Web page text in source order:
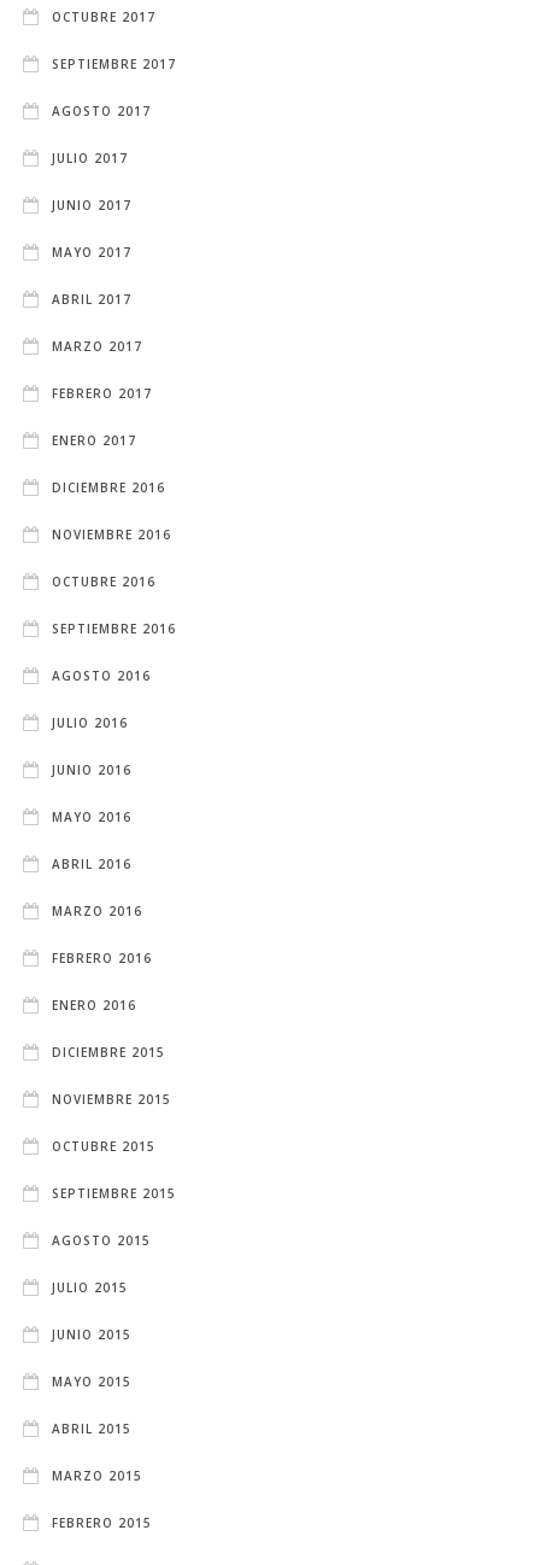
OCTUBRE 2017
SEPTIEMBRE 2017
AGOSTO 2017
JULIO 2017
JUNIO 2017
MAYO 2017
ABRIL 2017
MARZO 2017
FEBRERO 2017
ENERO 2017
DICIEMBRE 2016
NOVIEMBRE 2016
OCTUBRE 2016
SEPTIEMBRE 2016
AGOSTO 2016
JULIO 2016
JUNIO 2016
MAYO 2016
ABRIL 2016
MARZO 2016
FEBRERO 2016
ENERO 2016
DICIEMBRE 2015
NOVIEMBRE 2015
OCTUBRE 2015
SEPTIEMBRE 2015
AGOSTO 2015
JULIO 2015
JUNIO 2015
MAYO 2015
ABRIL 2015
MARZO 2015
FEBRERO 2015